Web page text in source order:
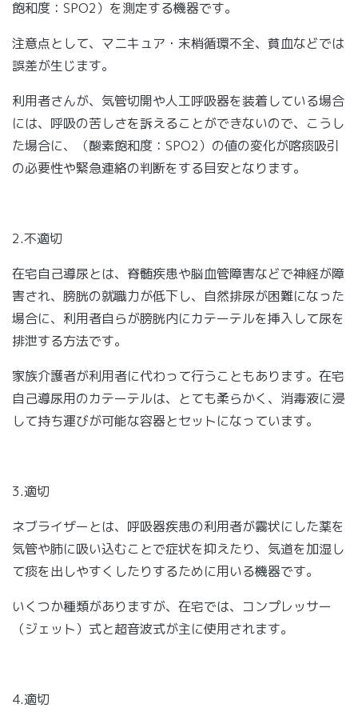
飽和度：SPO2）を測定する機器です。
注意点として、マニキュア・末梢循環不全、貧血などでは
誤差が生じます。
利用者さんが、気管切開や人工呼吸器を装着している場合
には、呼吸の苦しさを訴えることができないので、こうし
た場合に、（酸素飽和度：SPO2）の値の変化が喀痰吸引
の必要性や緊急連絡の判断をする目安となります。
2.不適切
在宅自己導尿とは、脊髄疾患や脳血管障害などで神経が障
害され、膀胱の就職力が低下し、自然排尿が困難になった
場合に、利用者自らが膀胱内にカテーテルを挿入して尿を
排泄する方法です。
家族介護者が利用者に代わって行うこともあります。在宅
自己導尿用のカテーテルは、とても柔らかく、消毒液に浸
して持ち運びが可能な容器とセットになっています。
3.適切
ネブライザーとは、呼吸器疾患の利用者が霧状にした薬を
気管や肺に吸い込むことで症状を抑えたり、気道を加湿し
て痰を出しやすくしたりするために用いる機器です。
いくつか種類がありますが、在宅では、コンプレッサー
（ジェット）式と超音波式が主に使用されます。
4.適切